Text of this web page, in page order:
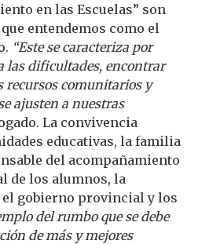
en las Escuelas” son
entendemos como el
“Este se caracteriza por
las dificultades, encontrar
recursos comunitarios y
ajusten a nuestras
La convivencia
educativas, la familia
del acompañamiento
de los alumnos, la
gobierno provincial y los
del rumbo que se debe
de más y mejores